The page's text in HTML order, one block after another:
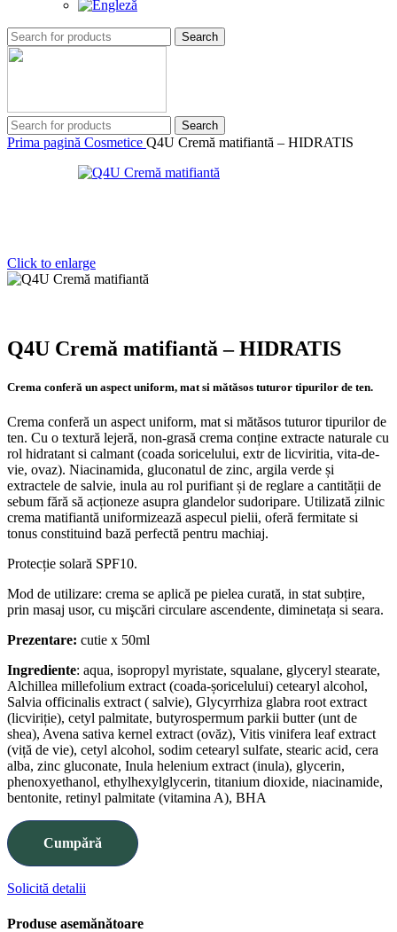
Search
Search
Prima pagină Cosmetice Q4U Cremă matifiantă – HIDRATIS
Click to enlarge
Q4U Cremă matifiantă – HIDRATIS
Crema conferă un aspect uniform, mat si mătăsos tuturor tipurilor de ten.
Crema conferă un aspect uniform, mat si mătăsos tuturor tipurilor de
ten. Cu o textură lejeră, non-grasă crema conține extracte naturale cu
rol hidratant si calmant (coada soricelului, extr de licviritia, vita-de-
vie, ovaz). Niacinamida, gluconatul de zinc, argila verde și
extractele de salvie, inula au rol purifiant și de reglare a cantității de
sebum fără să acționeze asupra glandelor sudoripare. Utilizată zilnic
crema matifiantă uniformizează aspecul pielii, oferă fermitate si
tonus constituind bază perfectă pentru machiaj.
Protecție solară SPF10.
Mod de utilizare: crema se aplică pe pielea curată, in stat subțire,
prin masaj usor, cu mişcări circulare ascendente, diminetața si seara.
Prezentare: cutie x 50ml
Ingrediente: aqua, isopropyl myristate, squalane, glyceryl stearate,
Alchillea millefolium extract (coada-șoricelului) cetearyl alcohol,
Salvia officinalis extract ( salvie), Glycyrrhiza glabra root extract
(licviriție), cetyl palmitate, butyrospermum parkii butter (unt de
shea), Avena sativa kernel extract (ovăz), Vitis vinifera leaf extract
(viță de vie), cetyl alcohol, sodim cetearyl sulfate, stearic acid, cera
alba, zinc gluconate, Inula helenium extract (inula), glycerin,
phenoxyethanol, ethylhexylglycerin, titanium dioxide, niacinamide,
bentonite, retinyl palmitate (vitamina A), BHA
Cumpără
Solicită detalii
Produse asemănătoare